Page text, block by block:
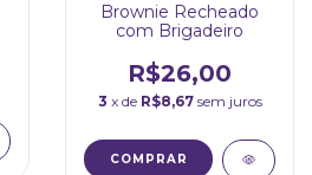
Brownie Recheado
com Brigadeiro
R$26,00
3 x de R$8,67 sem juros